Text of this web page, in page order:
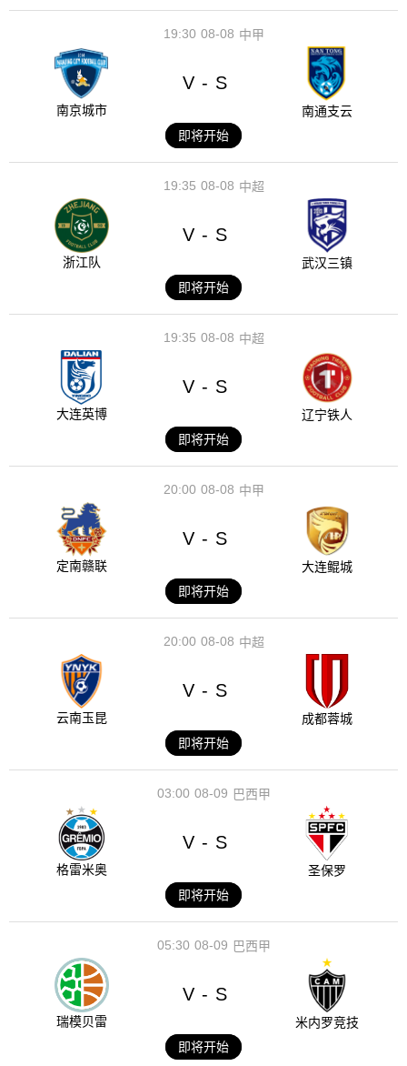
08-08
19:30 中甲
南京城市
V - S
南通支云
即将开始
08-08
19:35 中超
浙江队
V - S
武汉三镇
即将开始
08-08
19:35 中超
大连英博
V - S
辽宁铁人
即将开始
08-08
20:00 中甲
定南赣联
V - S
大连鲲城
即将开始
08-08
20:00 中超
云南玉昆
V - S
成都蓉城
即将开始
08-09
03:00 巴西甲
格雷米奥
V - S
圣保罗
即将开始
08-09
05:30 巴西甲
瑞模贝雷
V - S
米内罗竞技
即将开始